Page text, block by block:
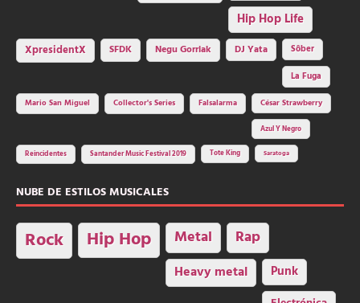
Hip Hop Life
XpresidentX SFDK Negu Gorriak DJ Yata
Sôber
La Fuga
Mario San Miguel
Collector's Series Falsalarma César Strawberry
Azul Y Negro
Reincidentes Santander Music Festival 2019 Tote King Saratoga
NUBE DE ESTILOS MUSICALES
Rock Hip Hop Metal Rap
Heavy metal Punk